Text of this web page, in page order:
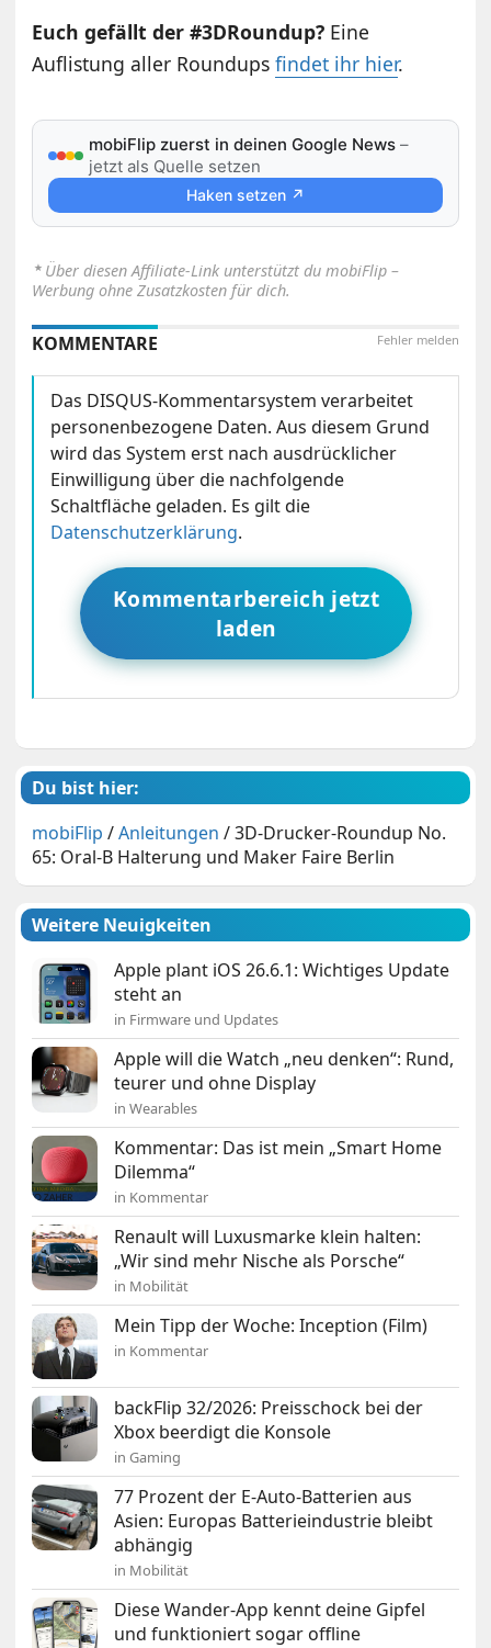
Euch gefällt der #3DRoundup? Eine
Auflistung aller Roundupsfindet ihr hier.
mobiFlip zuerst in deinen Google News –
jetzt als Quelle setzen
Haken setzen ↗
⋆ Über diesen Affiliate-Link unterstützt du mobiFlip –
Werbung ohne Zusatzkosten für dich.
Fehler melden
KOMMENTARE
Das DISQUS-Kommentarsystem verarbeitet
personenbezogene Daten. Aus diesem Grund
wird das System erst nach ausdrücklicher
Einwilligung über die nachfolgende
Schaltfläche geladen. Es gilt die
Datenschutzerklärung.
Kommentarbereich jetzt
laden
Du bist hier:
mobiFlip /Anleitungen /3D-Drucker-Roundup No.
65: Oral-B Halterung und Maker Faire Berlin
Weitere Neuigkeiten
Apple plant iOS 26.6.1: Wichtiges Update
steht an
in Firmware und Updates
Apple will die Watch „neu denken“: Rund,
teurer und ohne Display
in Wearables
Kommentar: Das ist mein „Smart Home
Dilemma“
in Kommentar
Renault will Luxusmarke klein halten:
„Wir sind mehr Nische als Porsche“
in Mobilität
Mein Tipp der Woche: Inception (Film)
in Kommentar
backFlip 32/2026: Preisschock bei der
Xbox beerdigt die Konsole
in Gaming
77 Prozent der E-Auto-Batterien aus
Asien: Europas Batterieindustrie bleibt
abhängig
in Mobilität
Diese Wander-App kennt deine Gipfel
und funktioniert sogar offline